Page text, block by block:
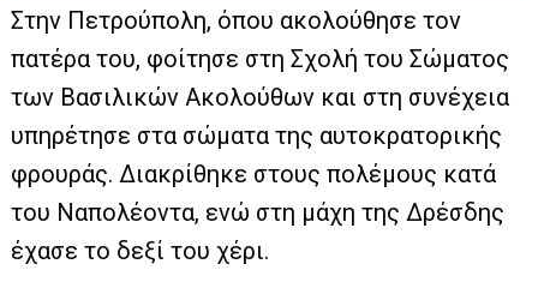
Στην Πετρούπολη, όπου ακολούθησε τον
πατέρα του, φοίτησε στη Σχολή του Σώματος
των Βασιλικών Ακολούθων και στη συνέχεια
υπηρέτησε στα σώματα της αυτοκρατορικής
φρουράς. Διακρίθηκε στους πολέμους κατά
του Ναπολέοντα, ενώ στη μάχη της Δρέσδης
έχασε το δεξί του χέρι.